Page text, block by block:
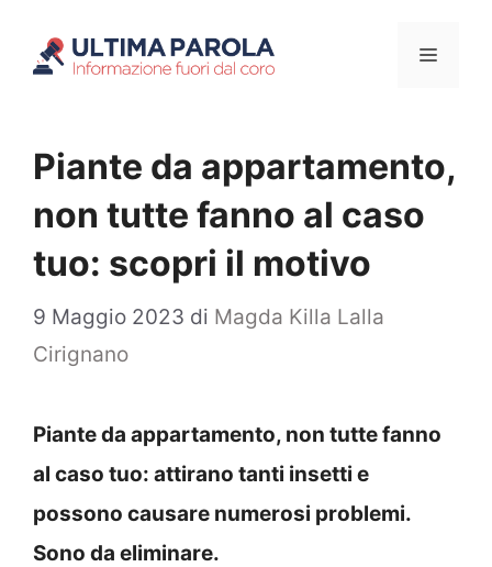
Menu
Piante da appartamento,
non tutte fanno al caso
tuo: scopri il motivo
9 Maggio 2023 di Magda Killa Lalla
Cirignano
Piante da appartamento, non tutte fanno
al caso tuo: attirano tanti insetti e
possono causare numerosi problemi.
Sono da eliminare.